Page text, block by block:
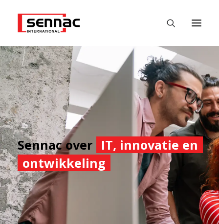
HOME
WERKGEVERS
WERKZOEKENDE
FASTEST
DATALABS
NIEUWS
CONTACT
NEDERLANDS
Sennac over IT, innovatie en
ontwikkeling